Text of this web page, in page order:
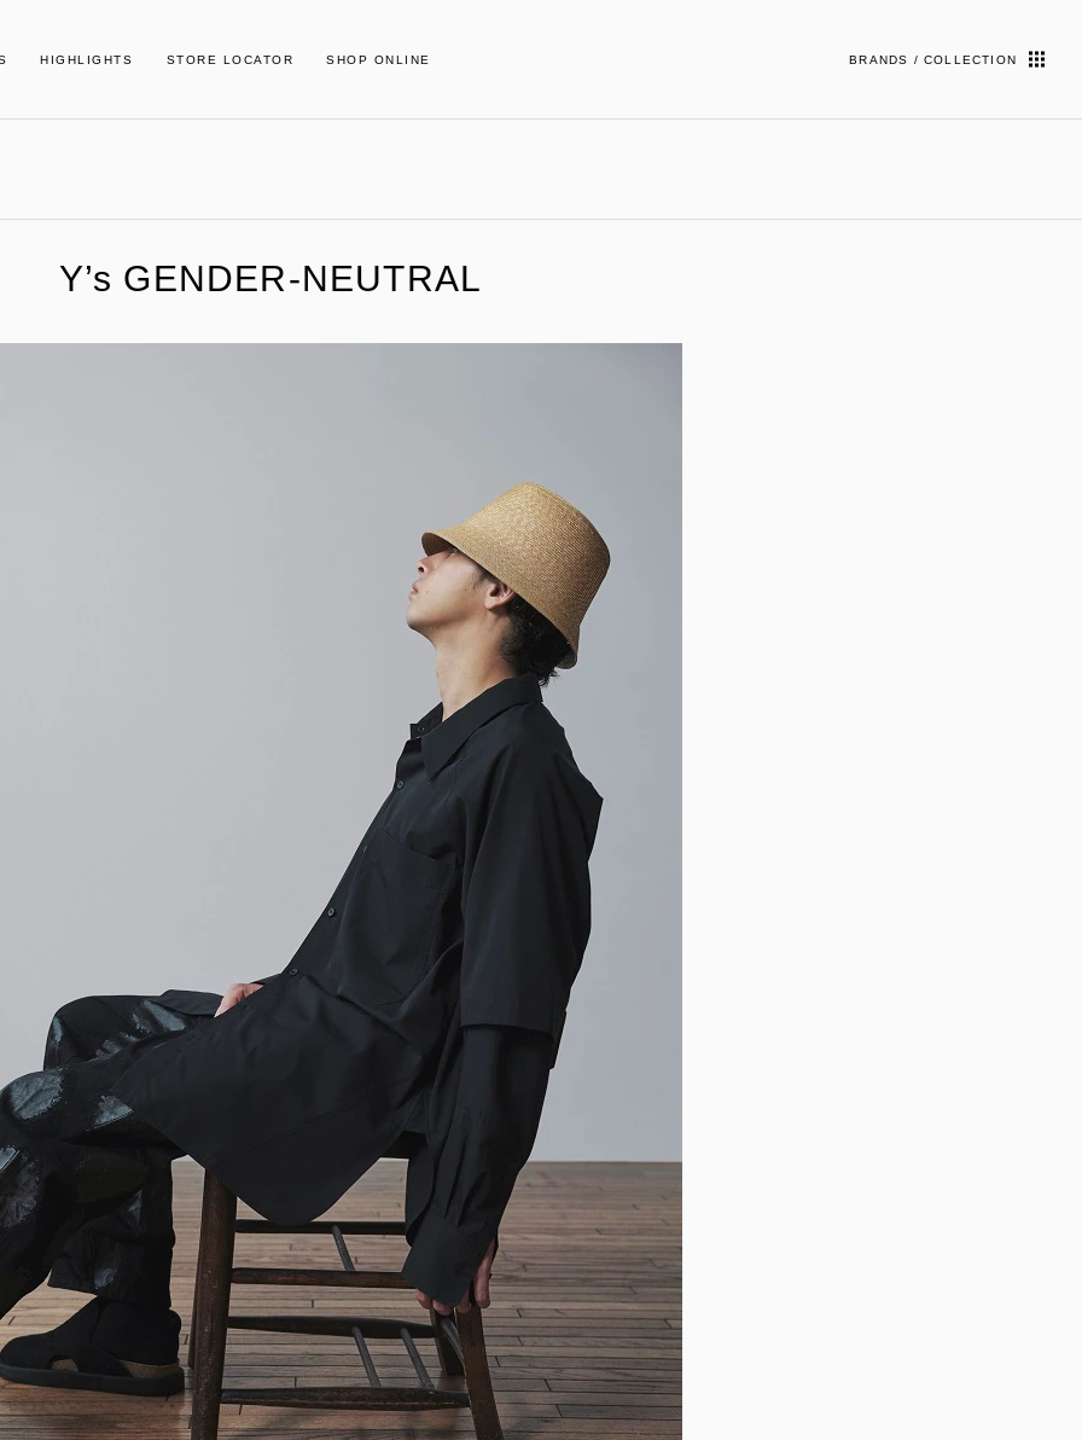
HIGHLIGHTS STORE LOCATOR SHOP ONLINE BRANDS / COLLECTION
Y’s GENDER-NEUTRAL